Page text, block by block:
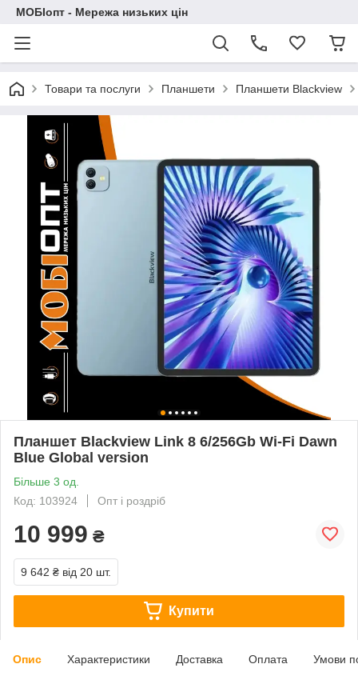
МОБІопт - Мережа низьких цін
Товари та послуги Планшети Планшети Blackview
Планшет Blackview Link 8 6/256Gb Wi-Fi Dawn
Blue Global version
Більше 3 од.
Код: 103924
Опт і роздріб
10 999 ₴
9 642 ₴ від 20 шт.
Купити
Опис Характеристики Доставка Оплата Умови